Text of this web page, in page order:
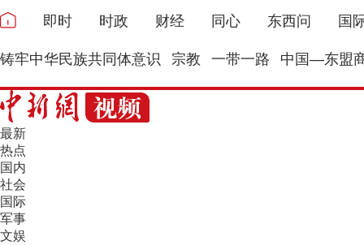
即时 时政 财经 同心 东西问 国
铸牢中华民族共同体意识 宗教 一带一路 中国—东盟
最新
热点
国内
社会
国际
军事
文娱